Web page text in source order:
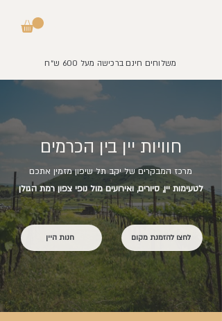
משלוחים חינם ברכישה מעל 600 ש״ח
חוויות יין בין הכרמים
מרכז המבקרים של יקב תל שיפון מזמין אתכם
לטעימות יין, סיורים, ואירועים מול נופי צפון רמת הגולן
חנות היין לחצו להזמנת מקום